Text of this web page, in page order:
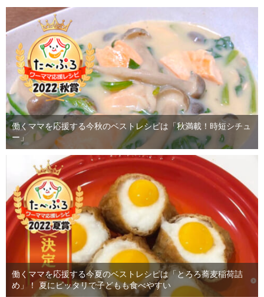
働くママを応援する今秋のベストレシピは「秋満載！時短シチュ
ー」
働くママを応援する今夏のベストレシピは「とろろ蕎麦稲荷詰
め」！ 夏にピッタリで子どもも食べやすい